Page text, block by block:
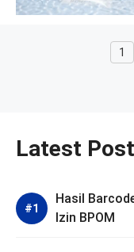
1
Latest Post
Hasil
Izin BPOM